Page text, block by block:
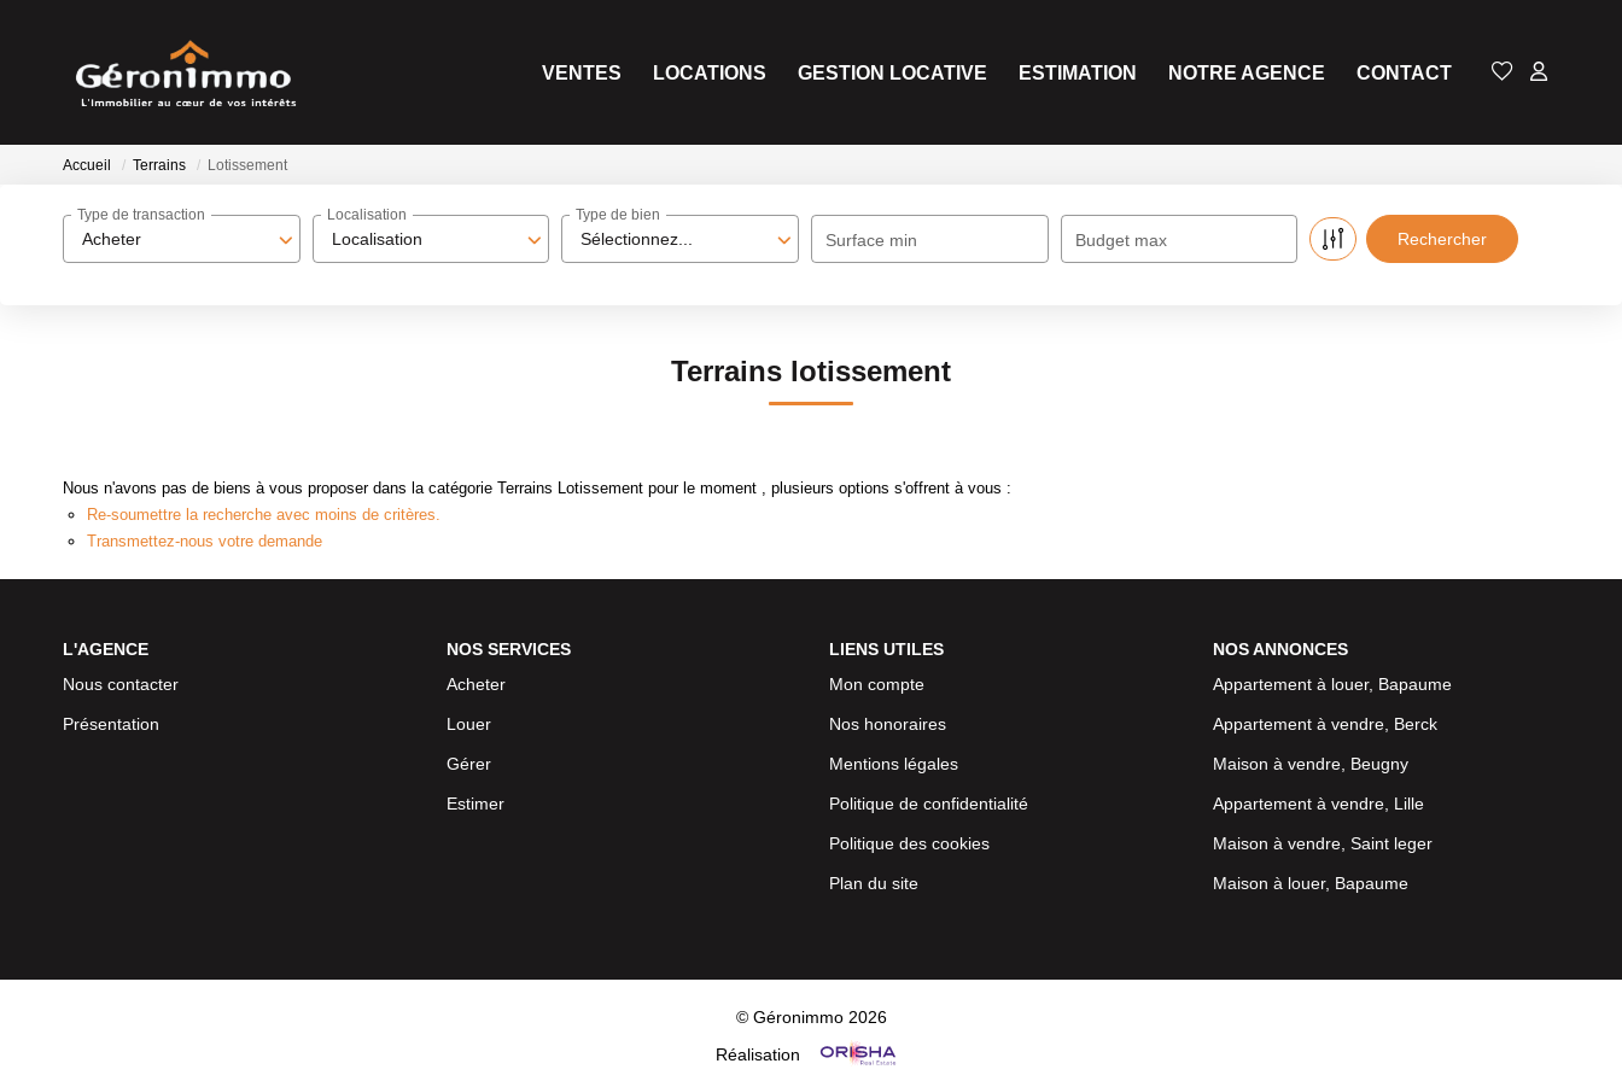
VENTES LOCATIONS GESTION LOCATIVE ESTIMATION NOTRE AGENCE CONTACT
Accueil Terrains Lotissement
Acheter
Type de transaction
Localisation
Localisation
Sélectionnez...
Type de bien
Surface min Budget max
Terrains lotissement
Nous n'avons pas de biens à vous proposer dans la catégorie Terrains Lotissement pour le moment , plusieurs options s'offrent à vous :
Re-soumettre la recherche avec moins de critères.
Transmettez-nous votre demande
L'AGENCE
Nous contacter
Présentation
NOS SERVICES
Acheter
Louer
Gérer
Estimer
LIENS UTILES
Mon compte
Nos honoraires
Mentions légales
Politique de confidentialité
Politique des cookies
Plan du site
NOS ANNONCES
Appartement à louer, Bapaume
Appartement à vendre, Berck
Maison à vendre, Beugny
Appartement à vendre, Lille
Maison à vendre, Saint leger
Maison à louer, Bapaume
© Géronimmo 2026
Réalisation